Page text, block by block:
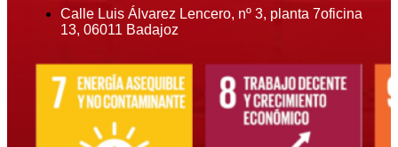
Calle Luis Álvarez Lencero, nº 3, planta 7oficina
13, 06011 Badajoz